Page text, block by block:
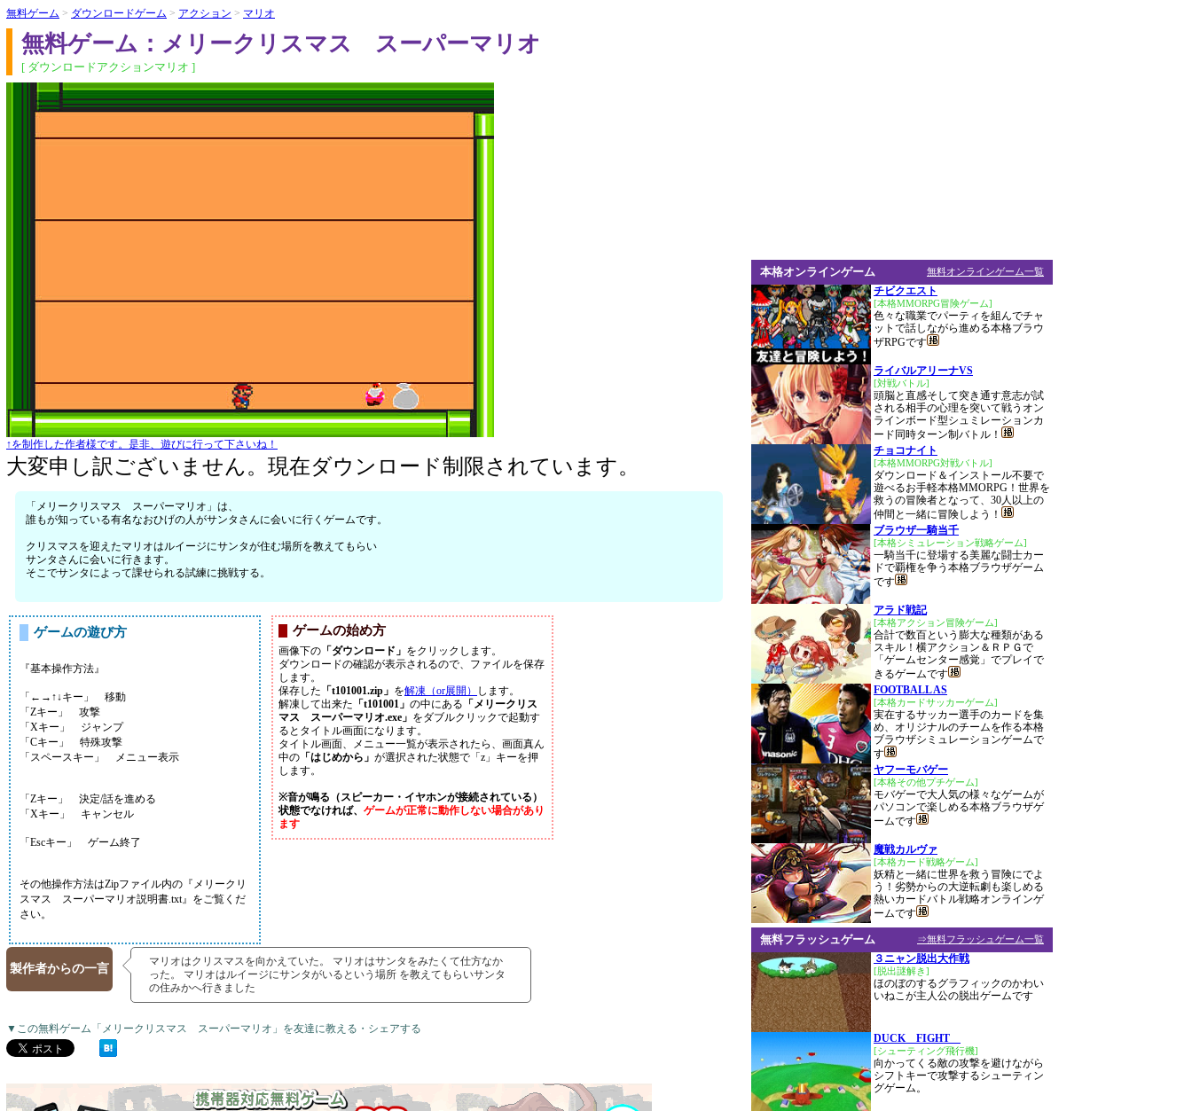
無料ゲーム > ダウンロードゲーム > アクション > マリオ
無料ゲーム：メリークリスマス スーパーマリオ
[ ダウンロードアクションマリオ ]
↑を制作した作者様です。是非、遊びに行って下さいね！
大変申し訳ございません。現在ダウンロード制限されています。
「メリークリスマス スーパーマリオ」は、
誰もが知っている有名なおひげの人がサンタさんに会いに行くゲームです。
クリスマスを迎えたマリオはルイージにサンタが住む場所を教えてもらい
サンタさんに会いに行きます。
そこでサンタによって課せられる試練に挑戦する。
ゲームの遊び方
『基本操作方法』
「←→↑↓キー」 移動
「Zキー」 攻撃
「Xキー」 ジャンプ
「Cキー」 特殊攻撃
「スペースキー」 メニュー表示
「Zキー」 決定/話を進める
「Xキー」 キャンセル
「Escキー」 ゲーム終了
その他操作方法はZipファイル内の『メリークリ
スマス スーパーマリオ説明書.txt』をご覧くだ
さい。
ゲームの始め方
画像下の 「ダウンロード」 をクリックします。
ダウンロードの確認が表示されるので、ファイルを保存
します。
保存した 「t101001.zip」 を解凍（or展開）
します。
解凍して出来た 「t101001」 の中にある 「メリークリス
マス スーパーマリオ.exe」 をダブルクリックで起動す
るとタイトル画面になります。
タイトル画面、メニュー一覧が表示されたら、画面真ん
中の 「はじめから」 が選択された状態で「z」キーを押
します。
※音が鳴る（スピーカー・イヤホンが接続されている）
状態でなければ、 ゲームが正常に動作しない場合があり
ます
製作者からの一言
マリオはクリスマスを向かえていた。 マリオはサンタをみたくて仕方なか
った。 マリオはルイージにサンタがいるという場所 を教えてもらいサンタ
の住みかへ行きました
▼この無料ゲーム「メリークリスマス スーパーマリオ」を友達に教える・シェアする
無料オンラインゲーム一覧
本格オンラインゲーム
チビクエスト
[本格MMORPG冒険ゲーム]
色々な職業でパーティを組んでチャ
ットで話しながら進める本格ブラウ
ザRPGです
ライバルアリーナVS
[対戦バトル]
頭脳と直感そして突き通す意志が試
される相手の心理を突いて戦うオン
ラインボード型シュミレーションカ
ード同時ターン制バトル！
チョコナイト
[本格MMORPG対戦バトル]
ダウンロード＆インストール不要で
遊べるお手軽本格MMORPG！世界を
救うの冒険者となって、30人以上の
仲間と一緒に冒険しよう！
ブラウザ一騎当千
[本格シミュレーション戦略ゲーム]
一騎当千に登場する美麗な闘士カー
ドで覇権を争う本格ブラウザゲーム
です
アラド戦記
[本格アクション冒険ゲーム]
合計で数百という膨大な種類がある
スキル！横アクション＆ＲＰＧで
「ゲームセンター感覚」でプレイで
きるゲームです
FOOTBALL AS
[本格カードサッカーゲーム]
実在するサッカー選手のカードを集
め、オリジナルのチームを作る本格
ブラウザシミュレーションゲームで
す
ヤフーモバゲー
[本格その他プチゲーム]
モバゲーで大人気の様々なゲームが
パソコンで楽しめる本格ブラウザゲ
ームです
魔戦カルヴァ
[本格カード戦略ゲーム]
妖精と一緒に世界を救う冒険にでよ
う！劣勢からの大逆転劇も楽しめる
熱いカードバトル戦略オンラインゲ
ームです
⇒無料フラッシュゲーム一覧
無料フラッシュゲーム
３ニャン脱出大作戦
[脱出謎解き]
ほのぼのするグラフィックのかわい
いねこが主人公の脱出ゲームです
DUCK FIGHT
[シューティング飛行機]
向かってくる敵の攻撃を避けながら
シフトキーで攻撃するシューティン
グゲーム。